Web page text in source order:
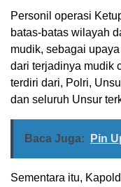
Personil operasi
batas-batas wilayah
mudik, sebagai
dari terjadinya mudik
terdiri dari, Polri,
dan seluruh Unsur
Baca Juga: Pin
Sementara itu,